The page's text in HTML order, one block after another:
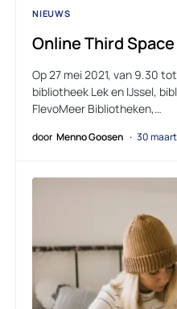
NIEUWS
Online Third
Op 27 mei 2021, van 9.30
bibliotheek Lek en IJssel,
FlevoMeer Bibliotheken,…
door Menno Goosen 30